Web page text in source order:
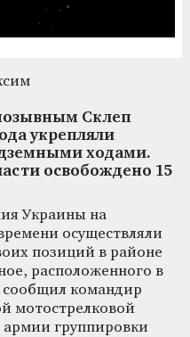
Склеп
укрепляли
ходами.
освобождено 15
Украины на
осуществляли
позиций в районе
расположенного в
сообщил командир
мотострелковой
армии группировки